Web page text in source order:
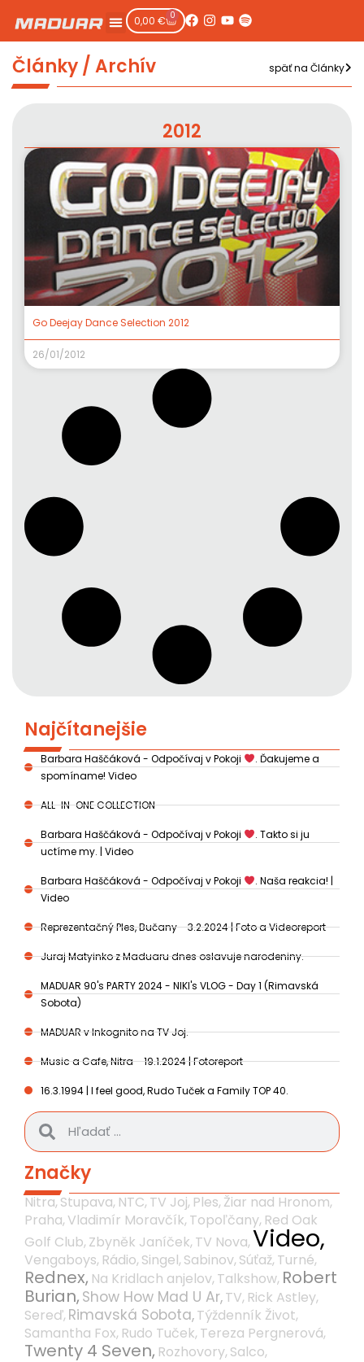
0,00 € 0
Články / Archív späť na Články
2012
Go Deejay Dance Selection 2012
26/01/2012
Najčítanejšie
Barbara Haščáková - Odpočívaj v Pokoji
. Ďakujeme a
spomíname! Video
ALL-IN-ONE COLLECTION
Barbara Haščáková - Odpočívaj v Pokoji
. Takto si ju
uctíme my. | Video
Barbara Haščáková - Odpočívaj v Pokoji
. Naša reakcia! |
Video
Reprezentačný Ples, Bučany - 3.2.2024 | Foto a Videoreport
Juraj Matyinko z Maduaru dnes oslavuje narodeniny.
MADUAR 90's PARTY 2024 - NIKI's VLOG - Day 1 (Rimavská
Sobota)
MADUAR v Inkognito na TV Joj.
Music a Cafe, Nitra - 19.1.2024 | Fotoreport
16.3.1994 | I feel good, Rudo Tuček a Family TOP 40.
Značky
Nitra,Stupava, NTC, TV Joj, Ples, Žiar nad Hronom,
Praha, Vladimír Moravčík, Topoľčany, Red Oak
Golf Club, Zbyněk Janíček, TV Nova,Video,
Vengaboys, Rádio, Singel, Sabinov, Súťaž, Turné,
Rednex, Na Kridlach anjelov, Talkshow, Robert
Burian, Show How Mad U Ar,TV, Rick Astley,
Sereď, Rimavská Sobota,Týždenník Život,
Samantha Fox, Rudo Tuček, Tereza Pergnerová,
Twenty 4 Seven, Rozhovory, Salco,